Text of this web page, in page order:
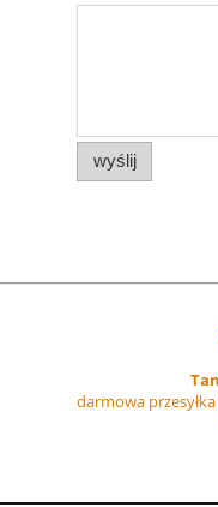
wyślij
darmowa